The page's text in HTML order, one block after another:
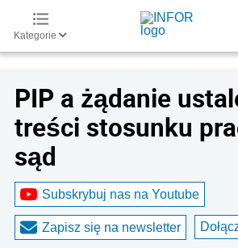
Kategorie
PIP a żądanie
treści stosunku
sąd
Subskrybuj nas na Youtube
Zapisz się na newsletter